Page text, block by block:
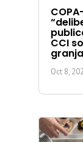
CCI
Oct 8,